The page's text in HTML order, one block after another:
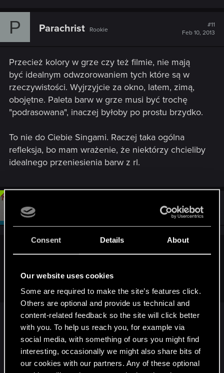
Consent Details About
Our website uses cookies
Some are required to make the site’s features click.
Others are optional and provide us technical and
content-related feedback so the site will click better
with you. To help us reach you, for example via
social media, with something of ours you might find
interesting, occasionally we might also share bits of
our cookies with our partners. Any of these optional
P Parachrist Rookie
#11
Feb 10, 2013
Przecież kolory w grze czy też filmie, nie mają
być idealnym odwzorowaniem tych które są w
rzeczywistości. Wyjrzyjcie za okno, latem, zimą,
obojętne. Paleta barw w grze musi być trochę
"podrasowana", inaczej byłoby po prostu brzydko.
To nie do Ciebie Singami. Raczej taka ogólna
refleksja, bo mam wrażenie, że niektórzy chcieliby
idealnego przeniesienia barw z rl.
Feb 10, 2013
airandilll said:
A ty jakie chciałeś kolory takie jak w 2, czy takie jakie są
Mi absolutnie nie przeszkadzały kolory z dwójki.
Wole je, niż całość wyglądającą na mhroczną
brudną, umierającą i bez wyrazu. Jak dla mnie -
tani trik. Prawdziwy mrok wynika z dobrze